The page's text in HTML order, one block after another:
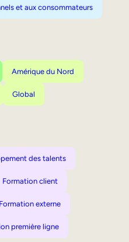
et aux consommateurs
Amérique du Nord
Global
des talents
Formation client
Formation externe
première ligne